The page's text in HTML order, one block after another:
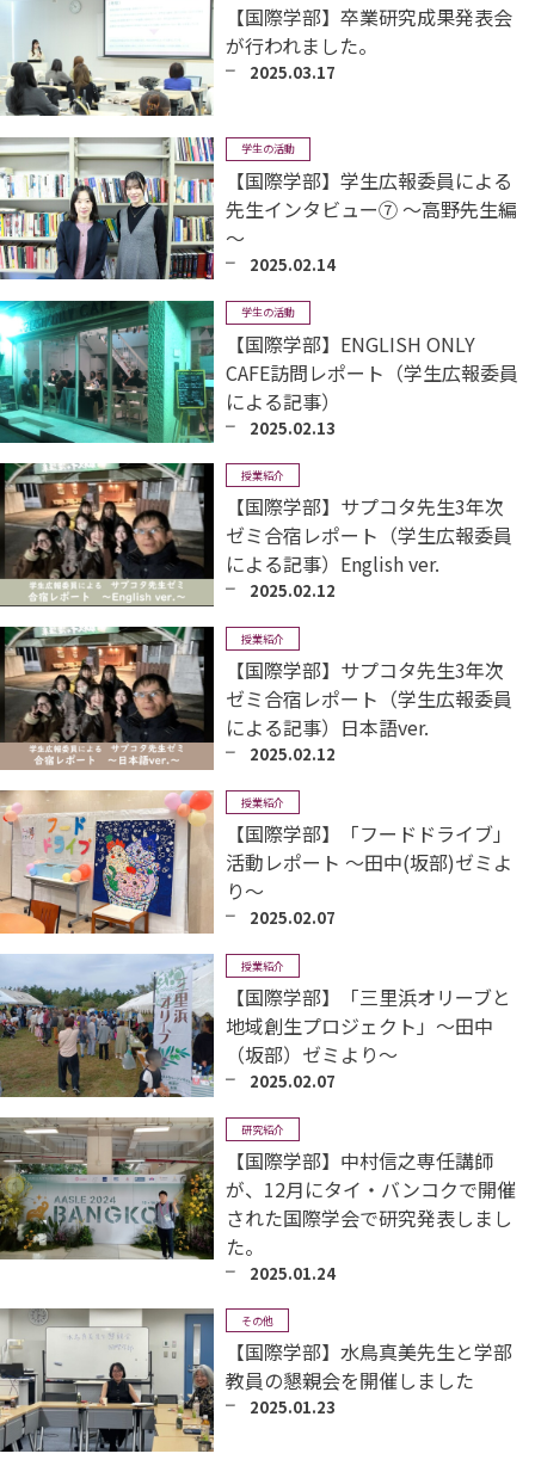
【国際学部】卒業研究成果発表会
が行われました。
2025.03.17
学生の活動
【国際学部】学生広報委員による
先生インタビュー⑦ ～高野先生編
～
2025.02.14
学生の活動
【国際学部】ENGLISH ONLY
CAFE訪問レポート（学生広報委員
による記事）
2025.02.13
授業紹介
【国際学部】サプコタ先生3年次
ゼミ合宿レポート（学生広報委員
による記事）English ver.
2025.02.12
授業紹介
【国際学部】サプコタ先生3年次
ゼミ合宿レポート（学生広報委員
による記事）日本語ver.
2025.02.12
授業紹介
【国際学部】「フードドライブ」
活動レポート ～田中(坂部)ゼミよ
り～
2025.02.07
授業紹介
【国際学部】「三里浜オリーブと
地域創生プロジェクト」～田中
（坂部）ゼミより～
2025.02.07
研究紹介
【国際学部】中村信之専任講師
が、12月にタイ・バンコクで開催
された国際学会で研究発表しまし
た。
2025.01.24
その他
【国際学部】水鳥真美先生と学部
教員の懇親会を開催しました
2025.01.23